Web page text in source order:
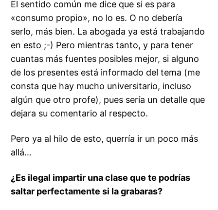
El sentido común me dice que si es para
«consumo propio», no lo es. O no debería
serlo, más bien. La abogada ya está trabajando
en esto ;-) Pero mientras tanto, y para tener
cuantas más fuentes posibles mejor, si alguno
de los presentes está informado del tema (me
consta que hay mucho universitario, incluso
algún que otro profe), pues sería un detalle que
dejara su comentario al respecto.
Pero ya al hilo de esto, querría ir un poco más
allá…
¿Es ilegal impartir una clase que te podrías
saltar perfectamente si la grabaras?